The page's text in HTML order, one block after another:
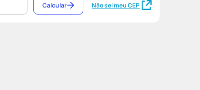
Não sei meu CEP
Calcular